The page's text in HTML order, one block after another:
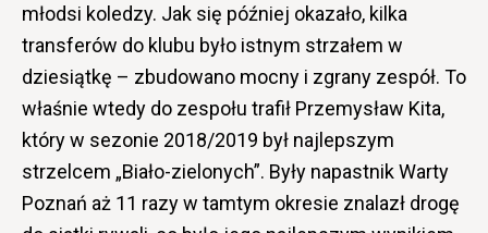
młodsi koledzy. Jak się później okazało, kilka
transferów do klubu było istnym strzałem w
dziesiątkę – zbudowano mocny i zgrany zespół. To
właśnie wtedy do zespołu trafił Przemysław Kita,
który w sezonie 2018/2019 był najlepszym
strzelcem „Biało-zielonych”. Były napastnik Warty
Poznań aż 11 razy w tamtym okresie znalazł drogę